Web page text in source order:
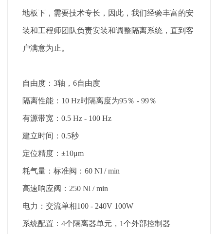
地板下，需要技术专长，因此，我们经验丰富的安
装和工程师团队负责安装和调整隔离系统，直到客
户满意为止。
自由度：3轴，6自由度
隔离性能：10 Hz时隔离度为95％ - 99％
有源带宽：0.5 Hz - 100 Hz
建立时间：0.5秒
定位精度：±10μm
耗气量：标准阀：60 Nl / min
高速响应阀：250 Nl / min
电力：交流单相100 - 240V 100W
系统配置：4个隔离器单元，1个外部控制器